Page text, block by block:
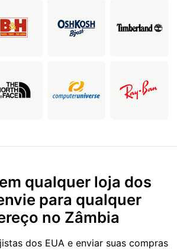
qualquer loja dos
para qualquer
no Zâmbia
dos EUA e enviar suas compras